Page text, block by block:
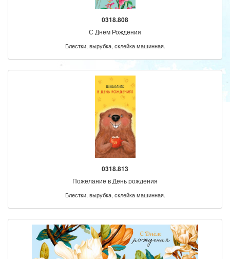
0318.808
С Днем Рождения
Блестки, вырубка, склейка машинная.
0318.813
Пожелание в День рождения
Блестки, вырубка, склейка машинная.